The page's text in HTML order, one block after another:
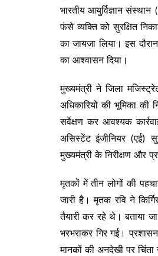
भारतीय आयुर्विज्ञान
फंसे व्यक्ति को सुरक्षित
का जायजा लिया। इस
का आश्वासन दिया।
मुख्यमंत्री ने जिला
अधिकारियों की भूमिका की
सर्वेक्षण कर आवश्यक
असिस्टेंट इंजीनियर (एई)
मुख्यमंत्री के निरीक्षण और
मृतकों में तीन लोगों की
जारी है। मृतक रवि ने
तैयारी कर रहे थे। बताया
भरभराकर गिर गई।
मानकों की अनदेखी पर चिंता